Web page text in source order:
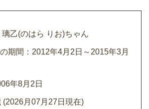
乙(のはら りお)ちゃん
期間：2012年4月2日～2015年3月
年8月2日
(2026月07月27日現在)